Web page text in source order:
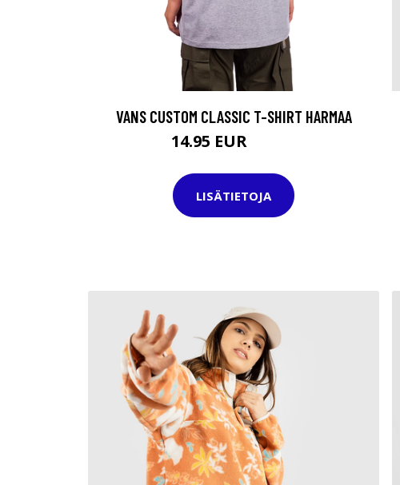
VANS CUSTOM CLASSIC T-SHIRT HARMAA
14.95 EUR
LISÄTIETOJA